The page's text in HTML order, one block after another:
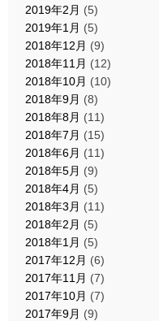
2019年2月 (5)
2019年1月 (5)
2018年12月 (9)
2018年11月 (12)
2018年10月 (10)
2018年9月 (8)
2018年8月 (11)
2018年7月 (15)
2018年6月 (11)
2018年5月 (9)
2018年4月 (5)
2018年3月 (11)
2018年2月 (5)
2018年1月 (5)
2017年12月 (6)
2017年11月 (7)
2017年10月 (7)
2017年9月 (9)